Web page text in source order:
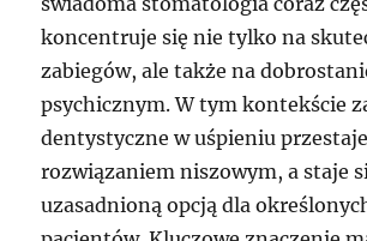
koncentruje się nie tylko na
zabiegów, ale także na
psychicznym. W tym kontekście
dentystyczne w uśpieniu
rozwiązaniem niszowym, a staje
uzasadnioną opcją dla